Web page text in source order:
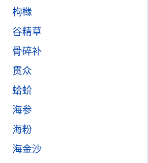
枸橼
谷精草
骨碎补
贯众
蛤蚧
海参
海粉
海金沙